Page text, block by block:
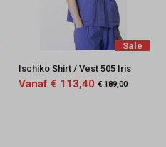
Sale
Ischiko Shirt / Vest 505 Iris
Vanaf € 113,40 € 189,00